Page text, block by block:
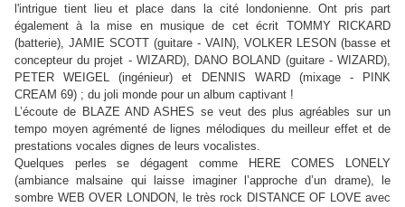
l'intrigue tient lieu et place dans la cité londonienne. Ont pris part
également à la mise en musique de cet écrit TOMMY RICKARD
(batterie), JAMIE SCOTT (guitare - VAIN), VOLKER LESON (basse et
concepteur du projet - WIZARD), DANO BOLAND (guitare - WIZARD),
PETER WEIGEL (ingénieur) et DENNIS WARD (mixage - PINK
CREAM 69) ; du joli monde pour un album captivant !
L’écoute de BLAZE AND ASHES se veut des plus agréables sur un
tempo moyen agrémenté de lignes mélodiques du meilleur effet et de
prestations vocales dignes de leurs vocalistes.
Quelques perles se dégagent comme HERE COMES LONELY
(ambiance malsaine qui laisse imaginer l’approche d’un drame), le
sombre WEB OVER LONDON, le très rock DISTANCE OF LOVE avec